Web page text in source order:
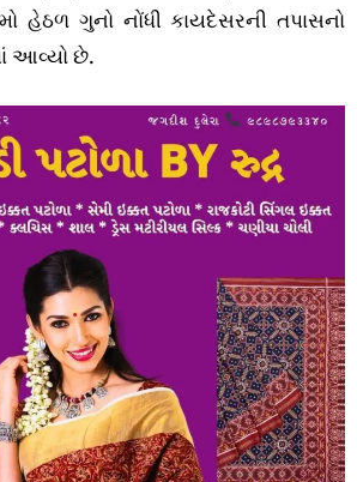
હેઠળ ગુનો નોંધી કાયદેસરની તપાસનો
આવ્યો છે.